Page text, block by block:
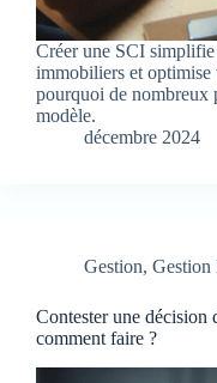
Créer une SCI
immobiliers et
pourquoi de nombreux
modèle.
décembre 2024
Gestion, Gestion
Contester une décision
comment faire ?